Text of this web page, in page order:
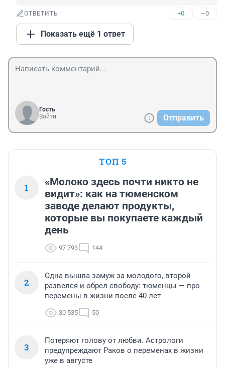
ОТВЕТИТЬ +0 –0
Показать ещё 1 ответ
Гость
Войти
Отправить
ТОП 5
1
«Молоко здесь почти никто не
видит»: как на тюменском
заводе делают продукты,
которые вы покупаете каждый
день
97 793 144
2
Одна вышла замуж за молодого, второй
развелся и обрел свободу: тюменцы — про
перемены в жизни после 40 лет
30 535 50
3
Потеряют голову от любви. Астрологи
предупреждают Раков о переменах в жизни
уже в августе